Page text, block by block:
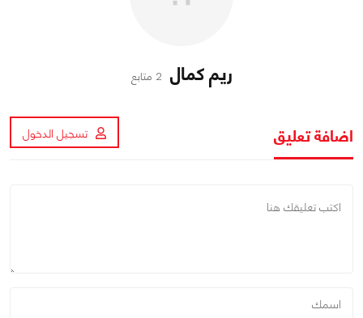
ريم كمال 2 متابع
اضافة تعليق تسجيل الدخول